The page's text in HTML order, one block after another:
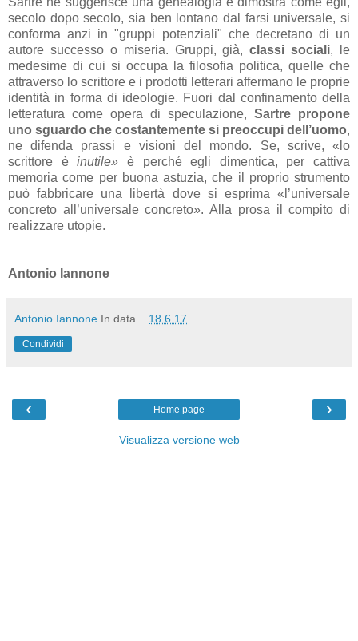
secolo dopo secolo, sia ben lontano dal farsi universale, si
conforma anzi in "gruppi potenziali" che decretano di un
autore successo o miseria. Gruppi, già,classi sociali, le
medesime di cui si occupa la filosofia politica, quelle che
attraverso lo scrittore e i prodotti letterari affermano le proprie
identità in forma di ideologie. Fuori dal confinamento della
letteratura come opera di speculazione, Sartre propone
uno sguardo che costantemente si preoccupi dell’uomo,
ne difenda prassi e visioni del mondo. Se, scrive, «lo
scrittore èinutile» è perché egli dimentica, per cattiva
memoria come per buona astuzia, che il proprio strumento
può fabbricare una libertà dove si esprima «l’universale
concreto all’universale concreto». Alla prosa il compito di
realizzare utopie.
Antonio Iannone
Antonio Iannone In data... 18.6.17
Condividi
‹ ›
Home page
Visualizza versione web